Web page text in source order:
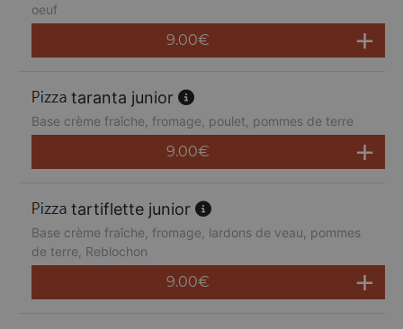
oeuf
9.00€
taranta junior
Base crème fraîche, fromage, poulet, pommes de terre
9.00€
tartiflette junior
Base crème fraîche, fromage, lardons de veau, pommes
de terre, Reblochon
9.00€